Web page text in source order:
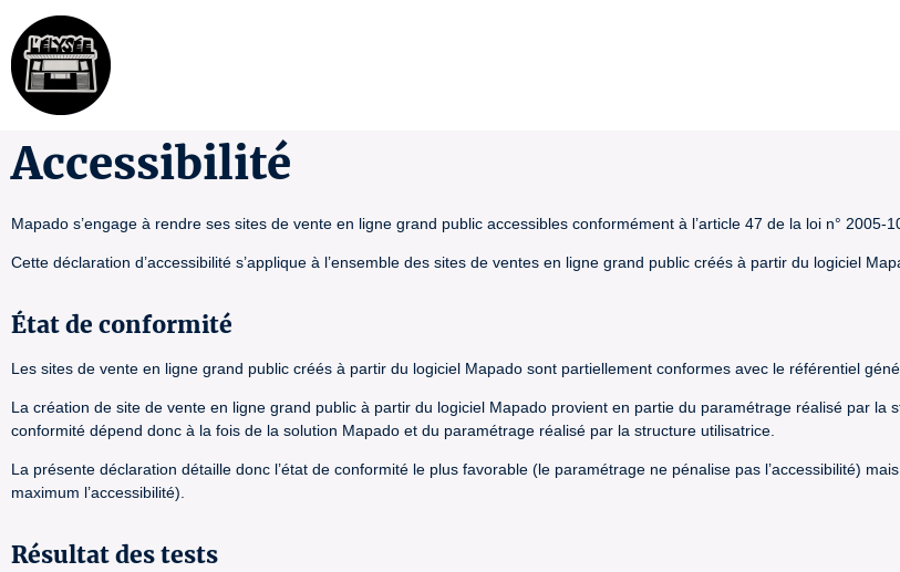
Accessibilité
Mapado s’engage à rendre ses sites de vente en ligne grand public accessibles conformément à l’article 47 de la loi n° 2005-
Cette déclaration d’accessibilité s’applique à l’ensemble des sites de ventes en ligne grand public créés à partir du logiciel
État de conformité
Les sites de vente en ligne grand public créés à partir du logiciel Mapado sont partiellement conformes avec le référentiel
La création de site de vente en ligne grand public à partir du logiciel Mapado provient en partie du paramétrage réalisé par
conformité dépend donc à la fois de la solution Mapado et du paramétrage réalisé par la structure utilisatrice.
La présente déclaration détaille donc l’état de conformité le plus favorable (le paramétrage ne pénalise pas l’accessibilité)
maximum l’accessibilité).
Résultat des tests